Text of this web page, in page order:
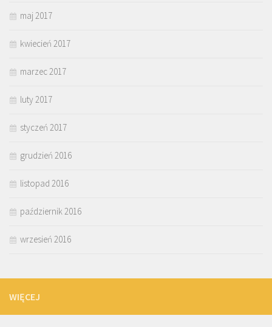
maj 2017
kwiecień 2017
marzec 2017
luty 2017
styczeń 2017
grudzień 2016
listopad 2016
październik 2016
wrzesień 2016
WIĘCEJ